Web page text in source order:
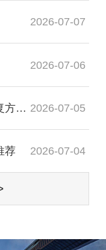
2026-07-07
2026-07-06
中空玻璃开裂了有什么方法修复方法？ 2026-07-05
荐 2026-07-04